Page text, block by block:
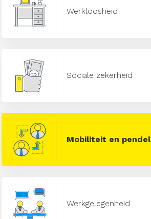
Werkloosheid
Sociale zekerheid
Mobiliteit en pendel
Werkgelegenheid